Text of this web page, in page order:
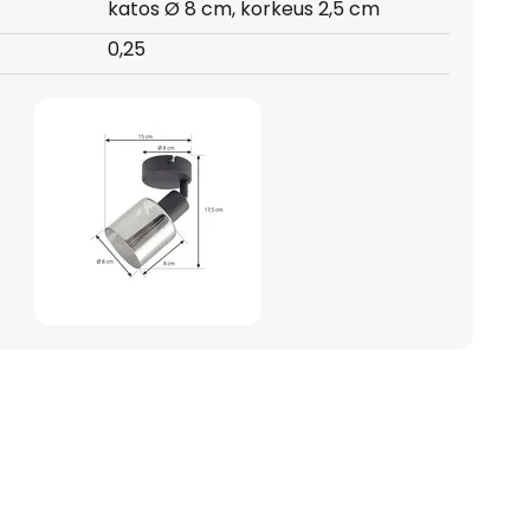
katos Ø 8 cm, korkeus 2,5 cm
0,25